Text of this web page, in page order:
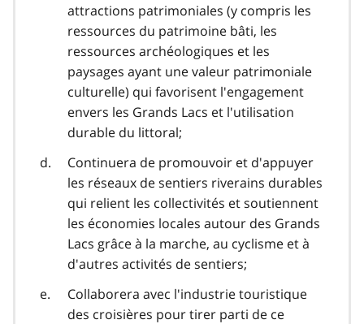
attractions patrimoniales (y compris les
ressources du patrimoine bâti, les
ressources archéologiques et les
paysages ayant une valeur patrimoniale
culturelle) qui favorisent l'engagement
envers les Grands Lacs et l'utilisation
durable du littoral;
Continuera de promouvoir et d'appuyer
les réseaux de sentiers riverains durables
qui relient les collectivités et soutiennent
les économies locales autour des Grands
Lacs grâce à la marche, au cyclisme et à
d'autres activités de sentiers;
Collaborera avec l'industrie touristique
des croisières pour tirer parti de ce